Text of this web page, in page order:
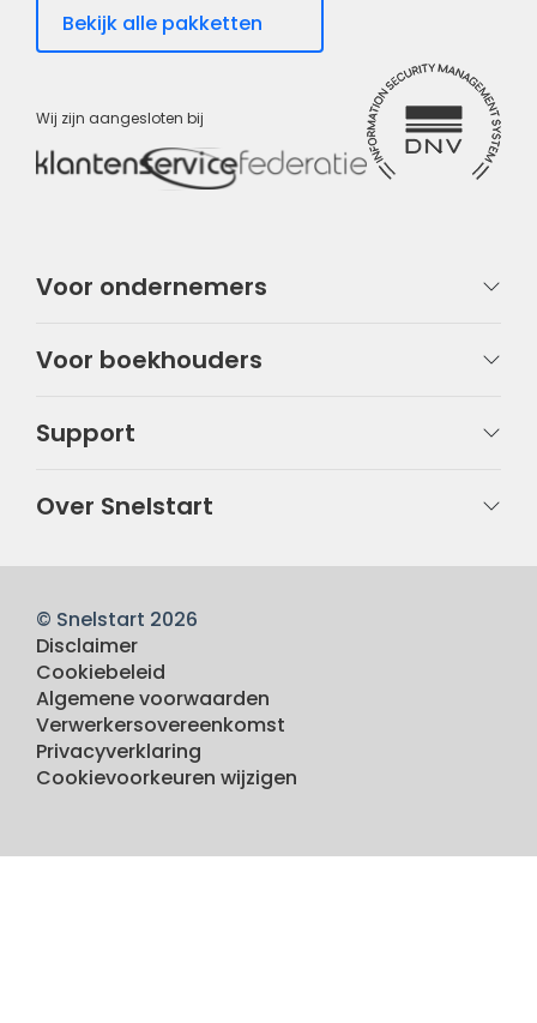
Bekijk alle pakketten
Wij zijn aangesloten bij
Voor ondernemers
Voor boekhouders
Support
Over Snelstart
© Snelstart 2026
Disclaimer
Cookiebeleid
Algemene voorwaarden
Verwerkersovereenkomst
Privacyverklaring
Cookievoorkeuren wijzigen